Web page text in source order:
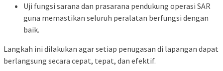
Uji fungsi sarana dan prasarana pendukung operasi SAR
guna memastikan seluruh peralatan berfungsi dengan
baik.
Langkah ini dilakukan agar setiap penugasan di lapangan dapat
berlangsung secara cepat, tepat, dan efektif.